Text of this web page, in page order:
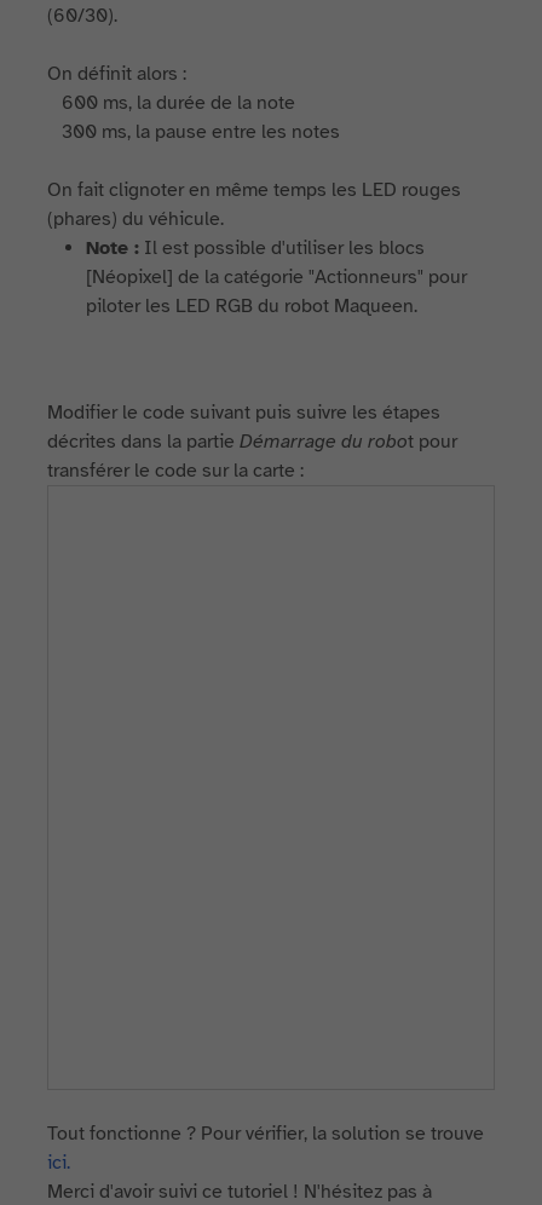
(60/30).
On définit alors :
600 ms, la durée de la note
300 ms, la pause entre les notes
On fait clignoter en même temps les LED rouges
(phares) du véhicule.
Note : Il est possible d'utiliser les blocs
[Néopixel] de la catégorie "Actionneurs" pour
piloter les LED RGB du robot Maqueen.
Modifier le code suivant puis suivre les étapes
décrites dans la partieDémarrage du robot pour
transférer le code sur la carte :
Tout fonctionne ? Pour vérifier, la solution se trouve
ici.
Merci d'avoir suivi ce tutoriel ! N'hésitez pas à